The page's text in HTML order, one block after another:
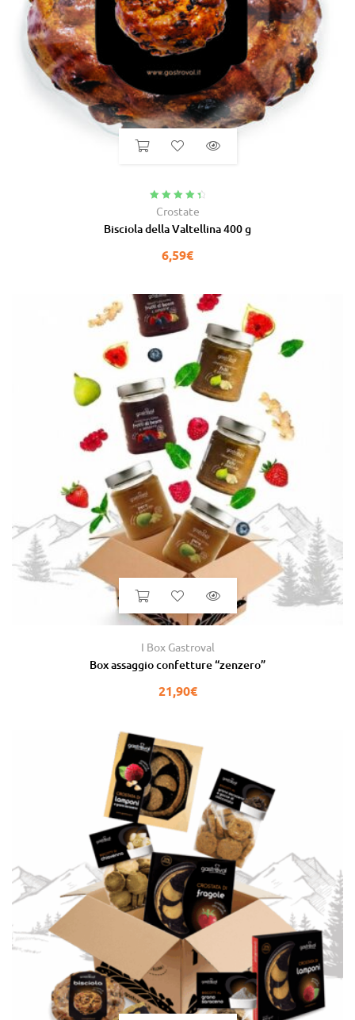
Valutato
4.60
Crostate
Bisciola della Valtellina 400 g
6,59€
I Box Gastroval
Box assaggio confetture “zenzero”
21,90€